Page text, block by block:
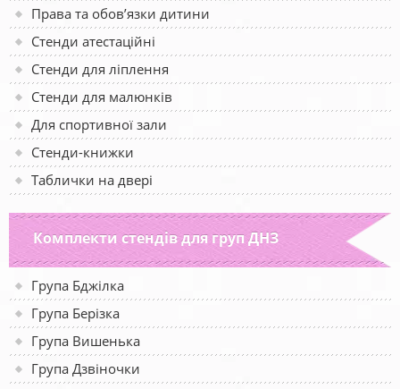
Права та обов’язки дитини
Стенди атестаційні
Стенди для ліплення
Стенди для малюнків
Для спортивної зали
Стенди-книжки
Таблички на двері
Комплекти стендів для груп ДНЗ
Група Бджілка
Група Берізка
Група Вишенька
Група Дзвіночки